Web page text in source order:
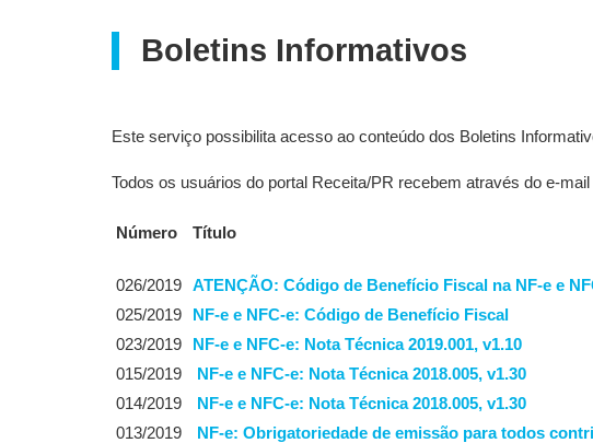
Boletins Informativos
Este serviço possibilita acesso ao conteúdo dos Boletins
Todos os usuários do portal Receita/PR recebem através do e-
Número Título
026/2019
ATENÇÃO: Código de Benefício Fiscal na NF-e e
025/2019
NF-e e NFC-e: Código de Benefício Fiscal
023/2019
NF-e e NFC-e: Nota Técnica 2019.001, v1.10
015/2019
NF-e e NFC-e: Nota Técnica 2018.005, v1.30
014/2019
NF-e e NFC-e: Nota Técnica 2018.005, v1.30
013/2019
NF-e: Obrigatoriedade de emissão para todos